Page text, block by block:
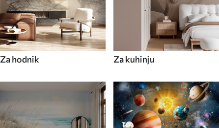
Za hodnik Za kuhinju